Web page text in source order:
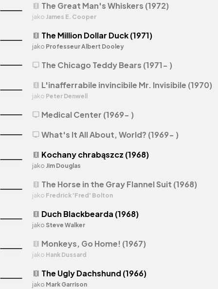
theaters The Ugly Dachshund (1966)
jako Mark Garrison
theaters The Million Dollar Duck (1971)
jako Professeur Albert Dooley
theaters Kochany chrabąszcz (1968)
jako Jim Douglas
theaters The Horse in the Gray Flannel Suit (1968)
jako Fredrick 'Fred' Bolton
theaters Duch Blackbearda (1968)
jako Steve Walker
theaters L'inafferrabile invincibile Mr. Invisibile (1970)
jako Peter Denwell
theaters Monkeys, Go Home! (1967)
jako Hank Dussard
theaters The Great Man's Whiskers (1972)
jako James E. Cooper
tv Medical Center (1969- )
tv The Chicago Teddy Bears (1971- )
tv What's It All About, World? (1969- )